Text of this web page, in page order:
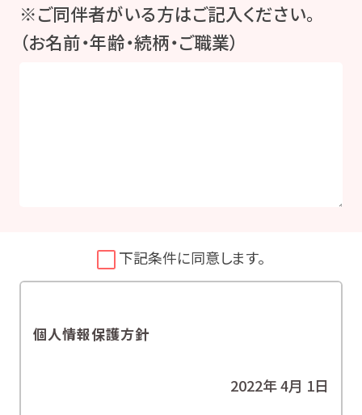
※ご同伴者がいる方はご記入ください。
（お名前・年齢・続柄・ご職業）
下記条件に同意します。
個人情報保護方針
2022年 4月 1日